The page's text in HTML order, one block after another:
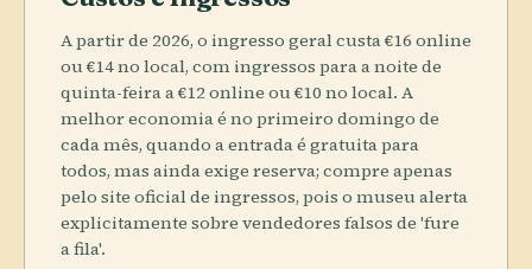
A partir de 2026, o ingresso geral custa €16 online
ou €14 no local, com ingressos para a noite de
quinta-feira a €12 online ou €10 no local. A
melhor economia é no primeiro domingo de
cada mês, quando a entrada é gratuita para
todos, mas ainda exige reserva; compre apenas
pelo site oficial de ingressos, pois o museu alerta
explicitamente sobre vendedores falsos de 'fure
a fila'.